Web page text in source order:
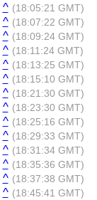
^ (18:05:21 GMT)
^ (18:07:22 GMT)
^ (18:09:24 GMT)
^ (18:11:24 GMT)
^ (18:13:25 GMT)
^ (18:15:10 GMT)
^ (18:21:30 GMT)
^ (18:23:30 GMT)
^ (18:25:16 GMT)
^ (18:29:33 GMT)
^ (18:31:34 GMT)
^ (18:35:36 GMT)
^ (18:37:38 GMT)
^ (18:45:41 GMT)